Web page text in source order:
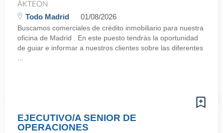
ÀKTEON
Todo Madrid 01/08/2026
Buscamos comerciales de crédito inmobiliario para nuestra
oficina de Madrid . En este puesto tendrás la oportunidad
de guiar e informar a nuestros clientes sobre las diferentes
EJECUTIVO/A SENIOR DE
OPERACIONES